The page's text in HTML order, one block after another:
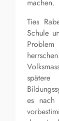
machen.
Ties
Schule
es